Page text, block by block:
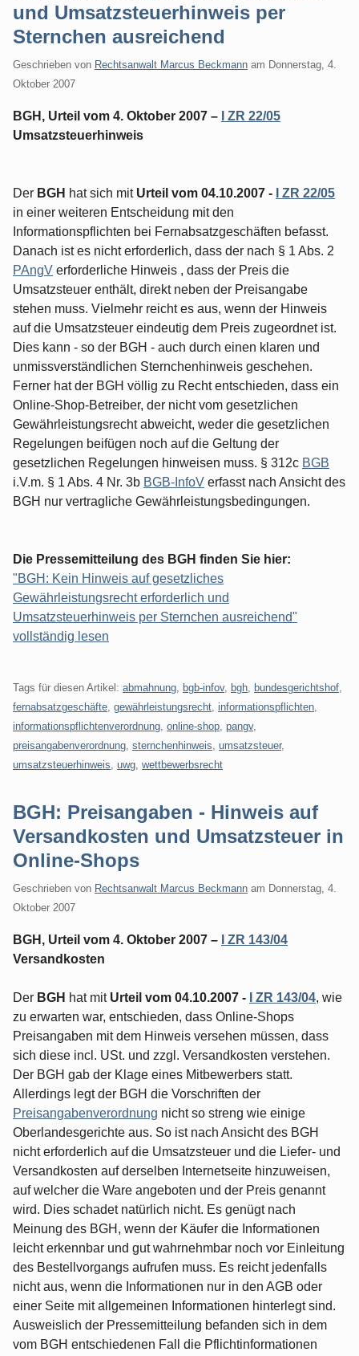
und Umsatzsteuerhinweis per
Sternchen ausreichend
Geschrieben von Rechtsanwalt Marcus Beckmann am Donnerstag, 4.
Oktober 2007
BGH, Urteil vom 4. Oktober 2007 –
I ZR 22/05
Umsatzsteuerhinweis
Der BGH hat sich mit Urteil vom 04.10.2007 -
I ZR 22/05
in einer weiteren Entscheidung mit den
Informationspflichten bei Fernabsatzgeschäften befasst.
Danach ist es nicht erforderlich, dass der nach § 1 Abs. 2
PAngV erforderliche Hinweis , dass der Preis die
Umsatzsteuer enthält, direkt neben der Preisangabe
stehen muss. Vielmehr reicht es aus, wenn der Hinweis
auf die Umsatzsteuer eindeutig dem Preis zugeordnet ist.
Dies kann - so der BGH - auch durch einen klaren und
unmissverständlichen Sternchenhinweis geschehen.
Ferner hat der BGH völlig zu Recht entschieden, dass ein
Online-Shop-Betreiber, der nicht vom gesetzlichen
Gewährleistungsrecht abweicht, weder die gesetzlichen
Regelungen beifügen noch auf die Geltung der
gesetzlichen Regelungen hinweisen muss. § 312c BGB
i.V.m. § 1 Abs. 4 Nr. 3b BGB-InfoV erfasst nach Ansicht des
BGH nur vertragliche Gewährleistungsbedingungen.
Die Pressemitteilung des BGH finden Sie hier:
"BGH: Kein Hinweis auf gesetzliches
Gewährleistungsrecht erforderlich und
Umsatzsteuerhinweis per Sternchen ausreichend"
vollständig lesen
Tags für diesen Artikel: abmahnung bgb-infov, bgh bundesgerichtshof
fernabsatzgeschäfte gewährleistungsrecht informationspflichten
informationspflichtenverordnung online-shop pangv,
preisangabenverordnung sternchenhinweis umsatzsteuer,
umsatzsteuerhinweis uwg wettbewerbsrecht
BGH: Preisangaben - Hinweis auf
Versandkosten und Umsatzsteuer in
Online-Shops
Geschrieben von Rechtsanwalt Marcus Beckmann am Donnerstag, 4.
Oktober 2007
BGH, Urteil vom 4. Oktober 2007 –
I ZR 143/04
Versandkosten
Der BGH hat mit Urteil vom 04.10.2007 - I ZR 143/04, wie
zu erwarten war, entschieden, dass Online-Shops
Preisangaben mit dem Hinweis versehen müssen, dass
sich diese incl. USt. und zzgl. Versandkosten verstehen.
Der BGH gab der Klage eines Mitbewerbers statt.
Allerdings legt der BGH die Vorschriften der
Preisangabenverordnung nicht so streng wie einige
Oberlandesgerichte aus. So ist nach Ansicht des BGH
nicht erforderlich auf die Umsatzsteuer und die Liefer- und
Versandkosten auf derselben Internetseite hinzuweisen,
auf welcher die Ware angeboten und der Preis genannt
wird. Dies schadet natürlich nicht. Es genügt nach
Meinung des BGH, wenn der Käufer die Informationen
leicht erkennbar und gut wahrnehmbar noch vor Einleitung
des Bestellvorgangs aufrufen muss. Es reicht jedenfalls
nicht aus, wenn die Informationen nur in den AGB oder
einer Seite mit allgemeinen Informationen hinterlegt sind.
Ausweislich der Pressemitteilung befanden sich in dem
vom BGH entschiedenen Fall die Pflichtinformationen